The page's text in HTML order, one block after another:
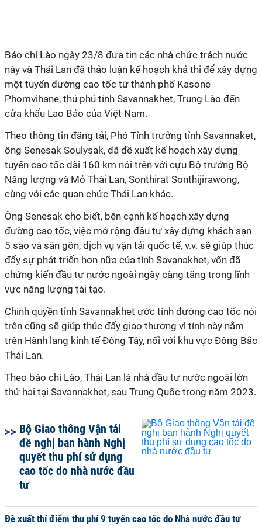
Báo chí Lào ngày 23/8 đưa tin các nhà chức trách nước
này và Thái Lan đã thảo luận kế hoạch khả thi để xây dựng
một tuyến đường cao tốc từ thành phố Kasone
Phomvihane, thủ phủ tỉnh Savannakhet, Trung Lào đến
cửa khẩu Lao Bảo của Việt Nam.
Theo thông tin đăng tải, Phó Tỉnh trưởng tỉnh Savannaket,
ông Senesak Soulysak, đã đề xuất kế hoạch xây dựng
tuyến cao tốc dài 160 km nói trên với cựu Bộ trưởng Bộ
Năng lượng và Mỏ Thái Lan, Sonthirat Sonthijirawong,
cùng với các quan chức Thái Lan khác.
Ông Senesak cho biết, bên cạnh kế hoạch xây dựng
đường cao tốc, việc mở rộng đầu tư xây dựng khách sạn
5 sao và sân gôn, dịch vụ vận tải quốc tế, v.v. sẽ giúp thúc
đẩy sự phát triển hơn nữa của tỉnh Savanakhet, vốn đã
chứng kiến đầu tư nước ngoài ngày càng tăng trong lĩnh
vực năng lượng tái tạo.
Chính quyền tỉnh Savannakhet ước tính đường cao tốc nói
trên cũng sẽ giúp thúc đẩy giao thương vì tỉnh này nằm
trên Hành lang kinh tế Đông Tây, nối với khu vực Đông Bắc
Thái Lan.
Theo báo chí Lào, Thái Lan là nhà đầu tư nước ngoài lớn
thứ hai tại Savannakhet, sau Trung Quốc trong năm 2023.
Bộ Giao thông Vận tải
đề nghị ban hành Nghị
quyết thu phí sử dụng
cao tốc do nhà nước đầu
tư
Đề xuất thí điểm thu phí 9 tuyến cao tốc do Nhà nước đầu tư